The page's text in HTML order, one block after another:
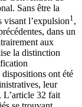
Sans être la
visant l’expulsion1 ,
dans un
aux
la distinction
ont été
leur
L’article 32 fait